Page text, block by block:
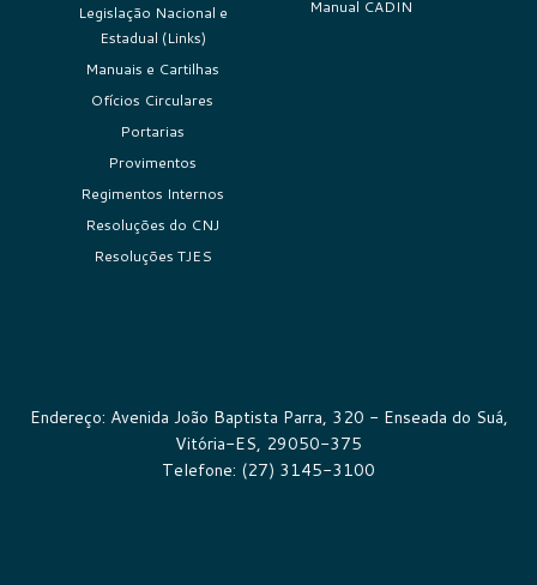
Legislação Nacional e
Estadual (Links)
Manuais e Cartilhas
Ofícios Circulares
Portarias
Provimentos
Regimentos Internos
Resoluções do CNJ
Resoluções TJES
Manual CADIN
Endereço: Avenida João Baptista Parra, 320 - Enseada do Suá,
Vitória-ES, 29050-375
Telefone: (27) 3145-3100